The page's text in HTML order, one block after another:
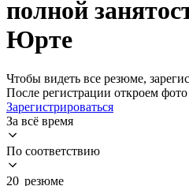
полной
Юрте
Чтобы видеть все резюме,
После регистрации откроем фото
Зарегистрироваться
За всё время
По соответствию
20 резюме